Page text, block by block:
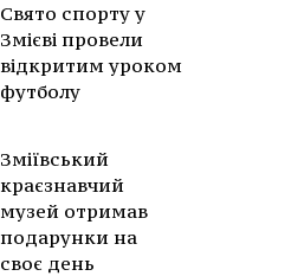
Свято спорту у
Змієві провели
відкритим уроком
футболу
Зміївський
краєзнавчий
музей отримав
подарунки на
своє день